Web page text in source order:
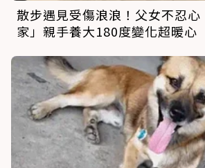
散步遇見受傷浪浪！父女不忍心
家」親手養大180度變化超暖心